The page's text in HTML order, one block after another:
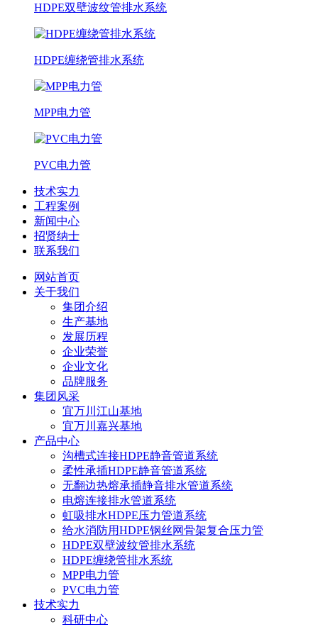
HDPE双壁波纹管排水系统
HDPE缠绕管排水系统
MPP电力管
PVC电力管
技术实力
工程案例
新闻中心
招贤纳士
联系我们
网站首页
关于我们
集团介绍
生产基地
发展历程
企业荣誉
企业文化
品牌服务
集团风采
宜万川江山基地
宜万川嘉兴基地
产品中心
沟槽式连接HDPE静音管道系统
柔性承插HDPE静音管道系统
无翻边热熔承插静音排水管道系统
电熔连接排水管道系统
虹吸排水HDPE压力管道系统
给水消防用HDPE钢丝网骨架复合压力管
HDPE双壁波纹管排水系统
HDPE缠绕管排水系统
MPP电力管
PVC电力管
技术实力
科研中心